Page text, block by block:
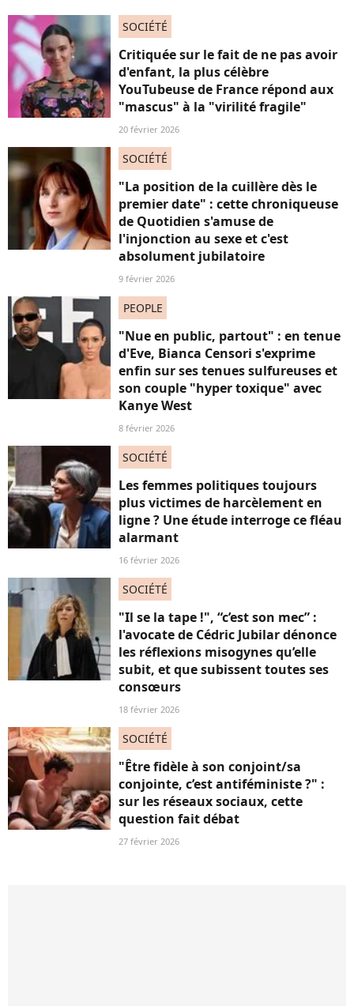
SOCIÉTÉ
Critiquée sur le fait de ne pas avoir
d'enfant, la plus célèbre
YouTubeuse de France répond aux
"mascus" à la "virilité fragile"
20 février 2026
SOCIÉTÉ
"La position de la cuillère dès le
premier date" : cette chroniqueuse
de Quotidien s'amuse de
l'injonction au sexe et c'est
absolument jubilatoire
9 février 2026
PEOPLE
"Nue en public, partout" : en tenue
d'Eve, Bianca Censori s'exprime
enfin sur ses tenues sulfureuses et
son couple "hyper toxique" avec
Kanye West
8 février 2026
SOCIÉTÉ
Les femmes politiques toujours
plus victimes de harcèlement en
ligne ? Une étude interroge ce fléau
alarmant
16 février 2026
SOCIÉTÉ
"Il se la tape !", “c’est son mec” :
l'avocate de Cédric Jubilar dénonce
les réflexions misogynes qu’elle
subit, et que subissent toutes ses
consœurs
18 février 2026
SOCIÉTÉ
"Être fidèle à son conjoint/sa
conjointe, c’est antiféministe ?" :
sur les réseaux sociaux, cette
question fait débat
27 février 2026